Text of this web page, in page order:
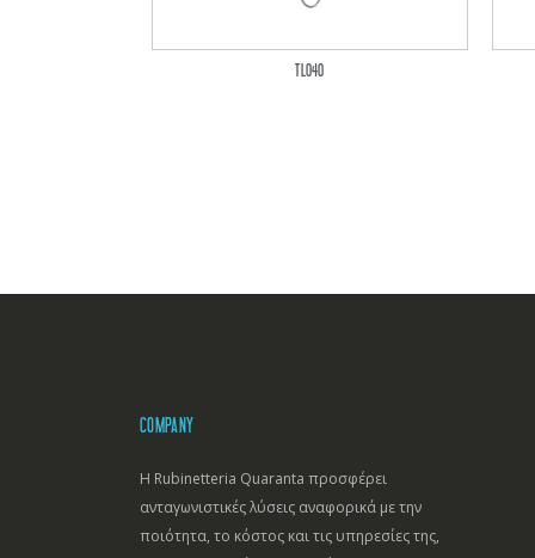
TL040
COMPANY
Η Rubinetteria Quaranta προσφέρει
ανταγωνιστικές λύσεις αναφορικά με την
ποιότητα, το κόστος και τις υπηρεσίες της,